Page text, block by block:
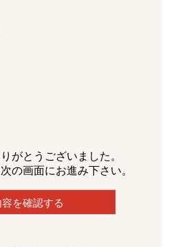
がとうございました。
の画面にお進み下さい。